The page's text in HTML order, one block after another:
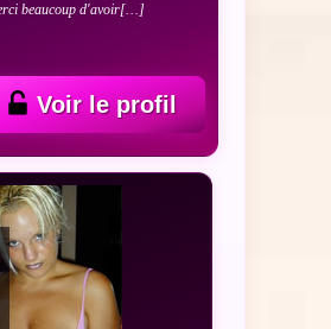
beaucoup d'avoir[…]
Voir le profil